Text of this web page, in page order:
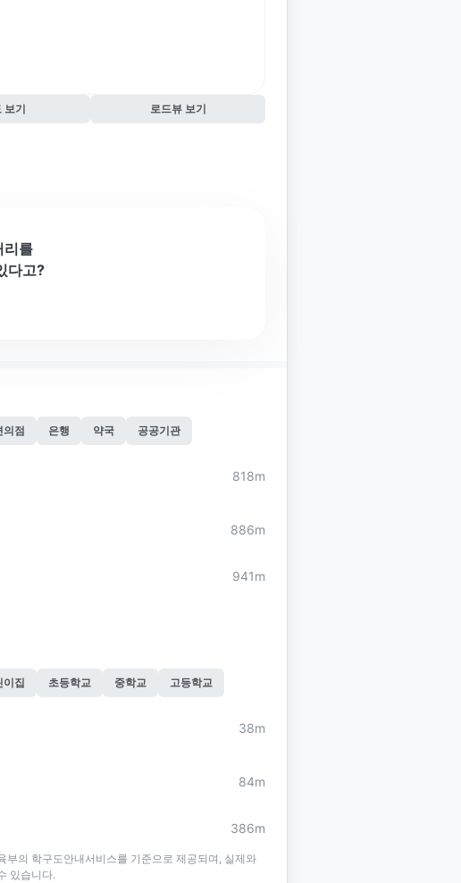
보기 로드뷰 보기
리를
다고?
의점 은행 약국 공공기관
818m
886m
941m
이집 초등학교 중학교 고등학교
38m
84m
386m
부의 학구도안내서비스를 기준으로 제공되며, 실제와
있습니다.